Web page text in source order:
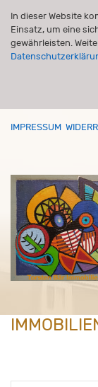
In dieser Website
Einsatz, um eine
gewährleisten.
IMPRESSUM